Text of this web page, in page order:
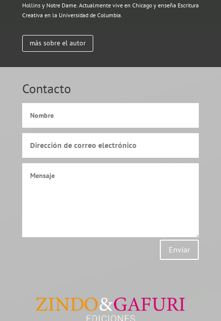
Hollins y Notre Dame. Actualmente vive en Chicago y enseña Escritura
Creativa en la Universidad de Columbia.
más sobre el autor
Contacto
Enviar